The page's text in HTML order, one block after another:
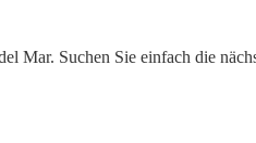
Mar. Suchen Sie einfach die